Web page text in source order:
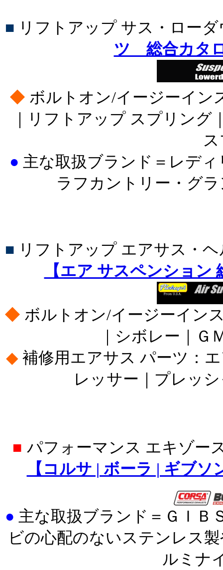
■ リフトアップ サス・ロー
ツ 総合カタ
◆ ボルトオン/イージーイン
｜リフトアップ スプリン
● 主な取扱ブランド＝レデ
ラフカントリー・グ
■ リフトアップ エアサス・
【エア サスペンション
◆ ボルトオン/イージーイン
｜シボレー｜Ｇ
◆ 補修用エアサス パーツ：
レッサー｜プレッ
■ パフォーマンス エキゾー
【コルサ | ボーラ | ギブ
● 主な取扱ブランド＝ＧＩＢ
ビの心配のないステンレス
ルミナ